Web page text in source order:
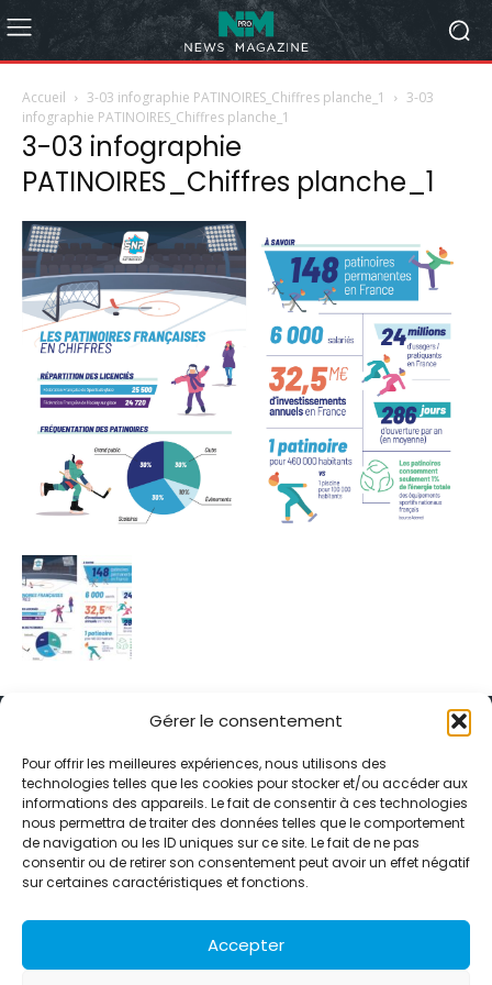
Gérer le consentement
Pour offrir les meilleures expériences, nous utilisons des
technologies telles que les cookies pour stocker et/ou accéder aux
informations des appareils. Le fait de consentir à ces technologies
nous permettra de traiter des données telles que le comportement
de navigation ou les ID uniques sur ce site. Le fait de ne pas
consentir ou de retirer son consentement peut avoir un effet négatif
sur certaines caractéristiques et fonctions.
Accepter
Accueil 3-03 infographie PATINOIRES_Chiffres planche_1
3-03
infographie PATINOIRES_Chiffres planche_1
3-03 infographie
PATINOIRES_Chiffres planche_1
Alternative Média est une agence de relations presse et de
relations publiques basée à Grenoble. Depuis 1995, elle conçoit et
pilote des stratégies de visibilité en France et à l’international
grâce à un réseau d’agences partenaires.